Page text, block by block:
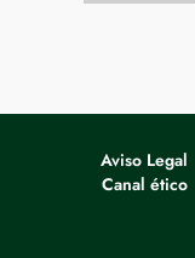
Aviso Legal
Canal ético